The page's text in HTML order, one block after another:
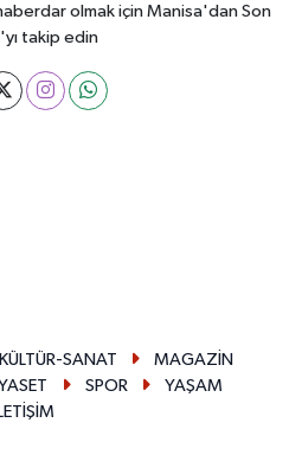
olmak için Manisa'dan Son
takip edin
KÜLTÜR-SANAT
MAGAZİN
SPOR
YAŞAM